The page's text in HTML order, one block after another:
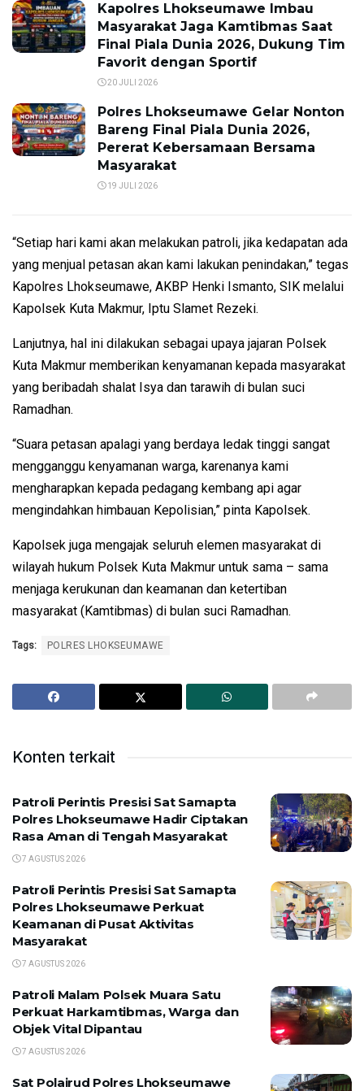
Kapolres Lhokseumawe Imbau
Masyarakat Jaga Kamtibmas Saat
Final Piala Dunia 2026, Dukung Tim
Favorit dengan Sportif
20 JULI 2026
Polres Lhokseumawe Gelar Nonton
Bareng Final Piala Dunia 2026,
Pererat Kebersamaan Bersama
Masyarakat
19 JULI 2026
“Setiap hari kami akan melakukan patroli, jika kedapatan ada
yang menjual petasan akan kami lakukan penindakan,” tegas
Kapolres Lhokseumawe, AKBP Henki Ismanto, SIK melalui
Kapolsek Kuta Makmur, Iptu Slamet Rezeki.
Lanjutnya, hal ini dilakukan sebagai upaya jajaran Polsek
Kuta Makmur memberikan kenyamanan kepada masyarakat
yang beribadah shalat Isya dan tarawih di bulan suci
Ramadhan.
“Suara petasan apalagi yang berdaya ledak tinggi sangat
mengganggu kenyamanan warga, karenanya kami
mengharapkan kepada pedagang kembang api agar
mengindahkan himbauan Kepolisian,” pinta Kapolsek.
Kapolsek juga mengajak seluruh elemen masyarakat di
wilayah hukum Polsek Kuta Makmur untuk sama – sama
menjaga kerukunan dan keamanan dan ketertiban
masyarakat (Kamtibmas) di bulan suci Ramadhan.
Tags: POLRES LHOKSEUMAWE
Konten terkait
Patroli Perintis Presisi Sat Samapta
Polres Lhokseumawe Hadir Ciptakan
Rasa Aman di Tengah Masyarakat
7 AGUSTUS 2026
Patroli Perintis Presisi Sat Samapta
Polres Lhokseumawe Perkuat
Keamanan di Pusat Aktivitas
Masyarakat
7 AGUSTUS 2026
Patroli Malam Polsek Muara Satu
Perkuat Harkamtibmas, Warga dan
Objek Vital Dipantau
7 AGUSTUS 2026
Sat Polairud Polres Lhokseumawe